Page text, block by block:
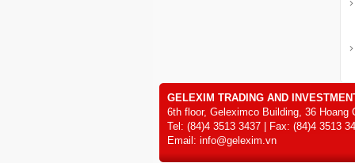
GELEXIM TRADING AND
6th floor, Geleximco Building, 36 Hoang
Tel: (84)4 3513 3437 | Fax: (84)4 3513
Email: info@gelexim.vn